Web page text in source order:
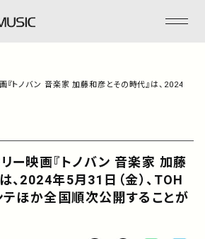
ージックとは
『トノバン 音楽家 加藤和彦とその時代』は、2024年
ー映画『トノバン 音楽家 加藤
、2024年5月31日（金）、TOH
ほか全国順次公開することが